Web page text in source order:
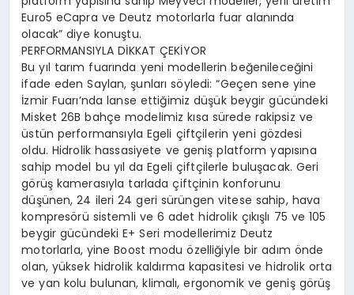
Euro5 eCapra ve Deutz motorlarla fuar alanında
olacak” diye konuştu.
PERFORMANSIYLA DİKKAT ÇEKİYOR
Bu yıl tarım fuarında yeni modellerin beğenileceğini
ifade eden Saylan, şunları söyledi: “Geçen sene yine
İzmir Fuarı’nda lanse ettiğimiz düşük beygir gücündeki
Misket 26B bahçe modelimiz kısa sürede rakipsiz ve
üstün performansıyla Egeli çiftçilerin yeni gözdesi
oldu. Hidrolik hassasiyete ve geniş platform yapısına
sahip model bu yıl da Egeli çiftçilerle buluşacak. Geri
görüş kamerasıyla tarlada çiftçinin konforunu
düşünen, 24 ileri 24 geri sürüngen vitese sahip, hava
kompresörü sistemli ve 6 adet hidrolik çıkışlı 75 ve 105
beygir gücündeki E+ Seri modellerimiz Deutz
motorlarla, yine Boost modu özelliğiyle bir adım önde
olan, yüksek hidrolik kaldırma kapasitesi ve hidrolik orta
ve yan kolu bulunan, klimalı, ergonomik ve geniş görüş